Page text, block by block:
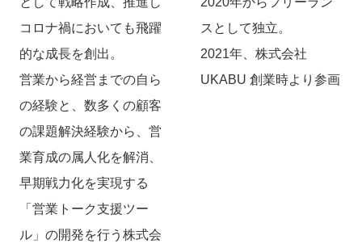
コロナ禍においても飛躍
的な成長を創出。
営業から経営までの自ら
の経験と、数多くの顧客
の課題解決経験から、営
業育成の属人化を解消、
早期戦力化を実現する
「営業トーク支援ツー
ル」の開発を行う株式会
スとして独立。
2021年、株式会社
UKABU 創業時より参画